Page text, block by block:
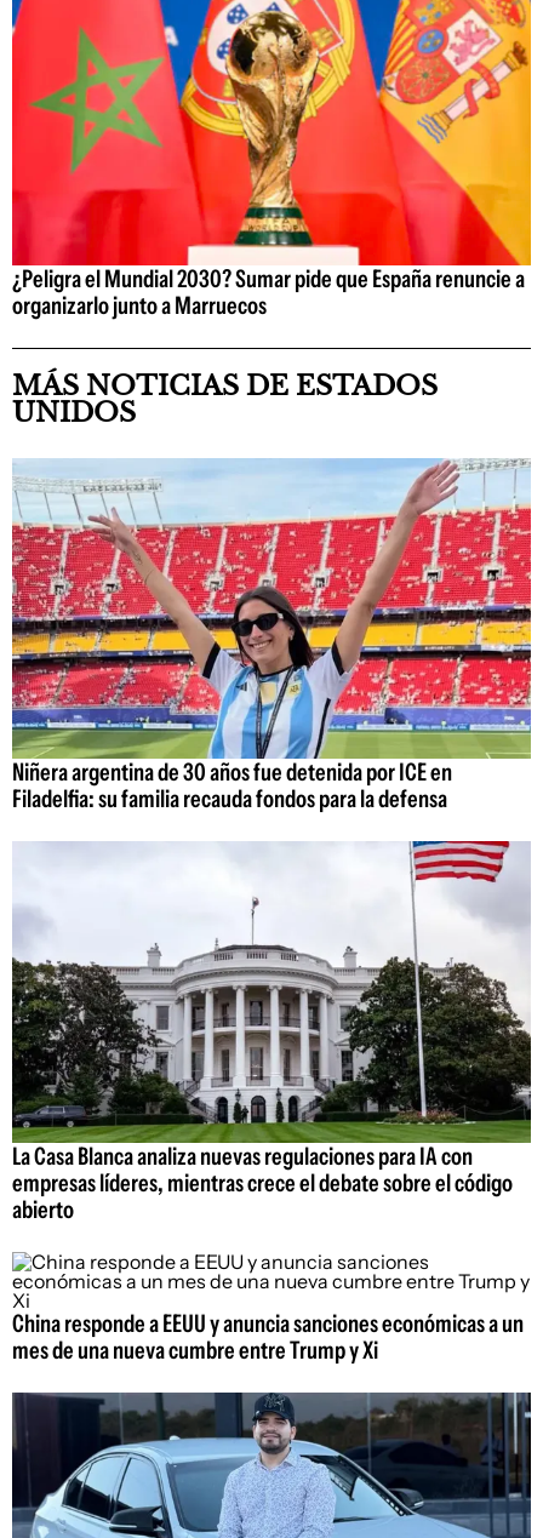
¿Peligra el Mundial 2030? Sumar pide que España renuncie a
organizarlo junto a Marruecos
MÁS NOTICIAS DE ESTADOS
UNIDOS
Niñera argentina de 30 años fue detenida por ICE en
Filadelfia: su familia recauda fondos para la defensa
La Casa Blanca analiza nuevas regulaciones para IA con
empresas líderes, mientras crece el debate sobre el código
abierto
China responde a EEUU y anuncia sanciones económicas a un
mes de una nueva cumbre entre Trump y Xi